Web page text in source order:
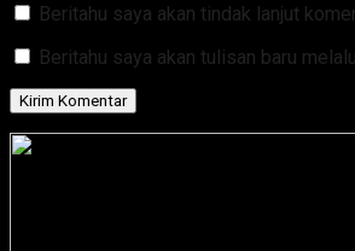
Beritahu saya akan tindak lanjut
Beritahu saya akan tulisan baru